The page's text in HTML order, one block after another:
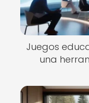
Juegos
una